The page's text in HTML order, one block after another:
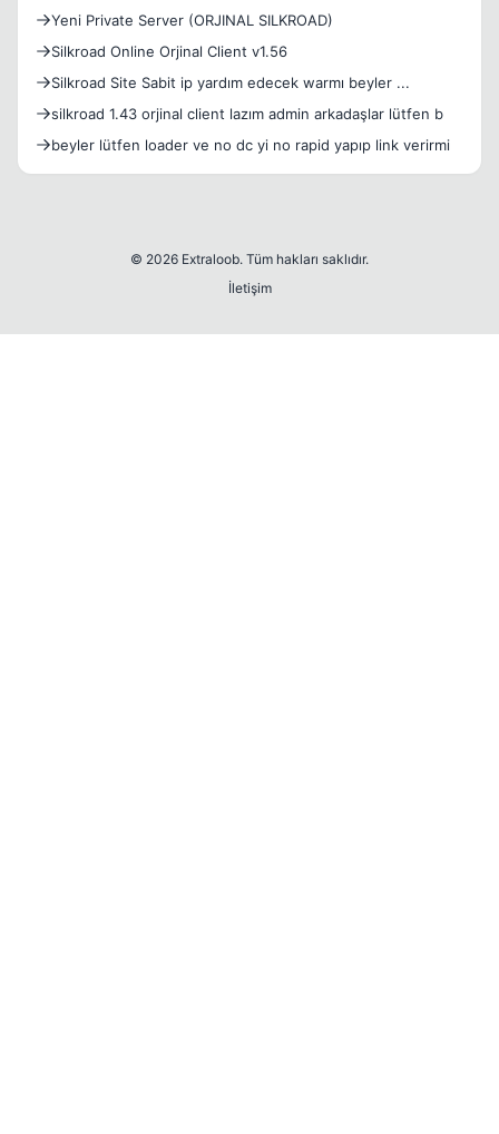
Yeni Private Server (ORJINAL SILKROAD)
Silkroad Online Orjinal Client v1.56
Silkroad Site Sabit ip yardım edecek warmı beyler ...
silkroad 1.43 orjinal client lazım admin arkadaşlar lütfen b
beyler lütfen loader ve no dc yi no rapid yapıp link verirmi
© 2026 Extraloob. Tüm hakları saklıdır.
İletişim